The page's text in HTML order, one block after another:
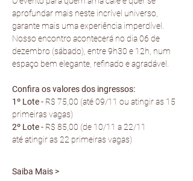
aprofundar mais neste incrível universo,
garante mais uma experiência imperdível.
Nosso encontro acontecerá no dia 06 de
dezembro (sábado), entre 9h30 e 12h, num
espaço bem elegante, refinado e agradável.
Confira os valores dos ingressos:
1º Lote - R$ 75,00 (até 09/11 ou atingir as 15
primeiras vagas)
2º Lote - R$ 85,00 (de 10/11 a 22/11
até atingir as 22 primeiras vagas)
Saiba Mais >